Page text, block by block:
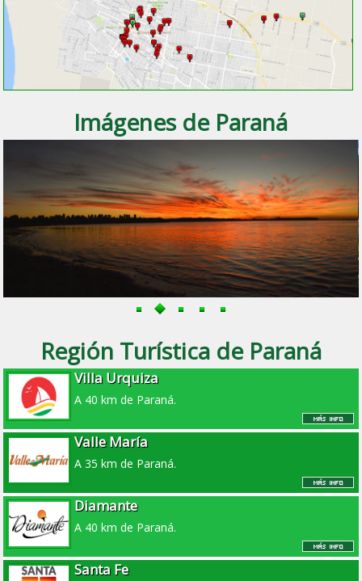
Imágenes de Paraná
Región Turística de Paraná
Villa Urquiza
A 40 km de Paraná.
Valle María
A 35 km de Paraná.
Diamante
A 40 km de Paraná.
Santa Fe